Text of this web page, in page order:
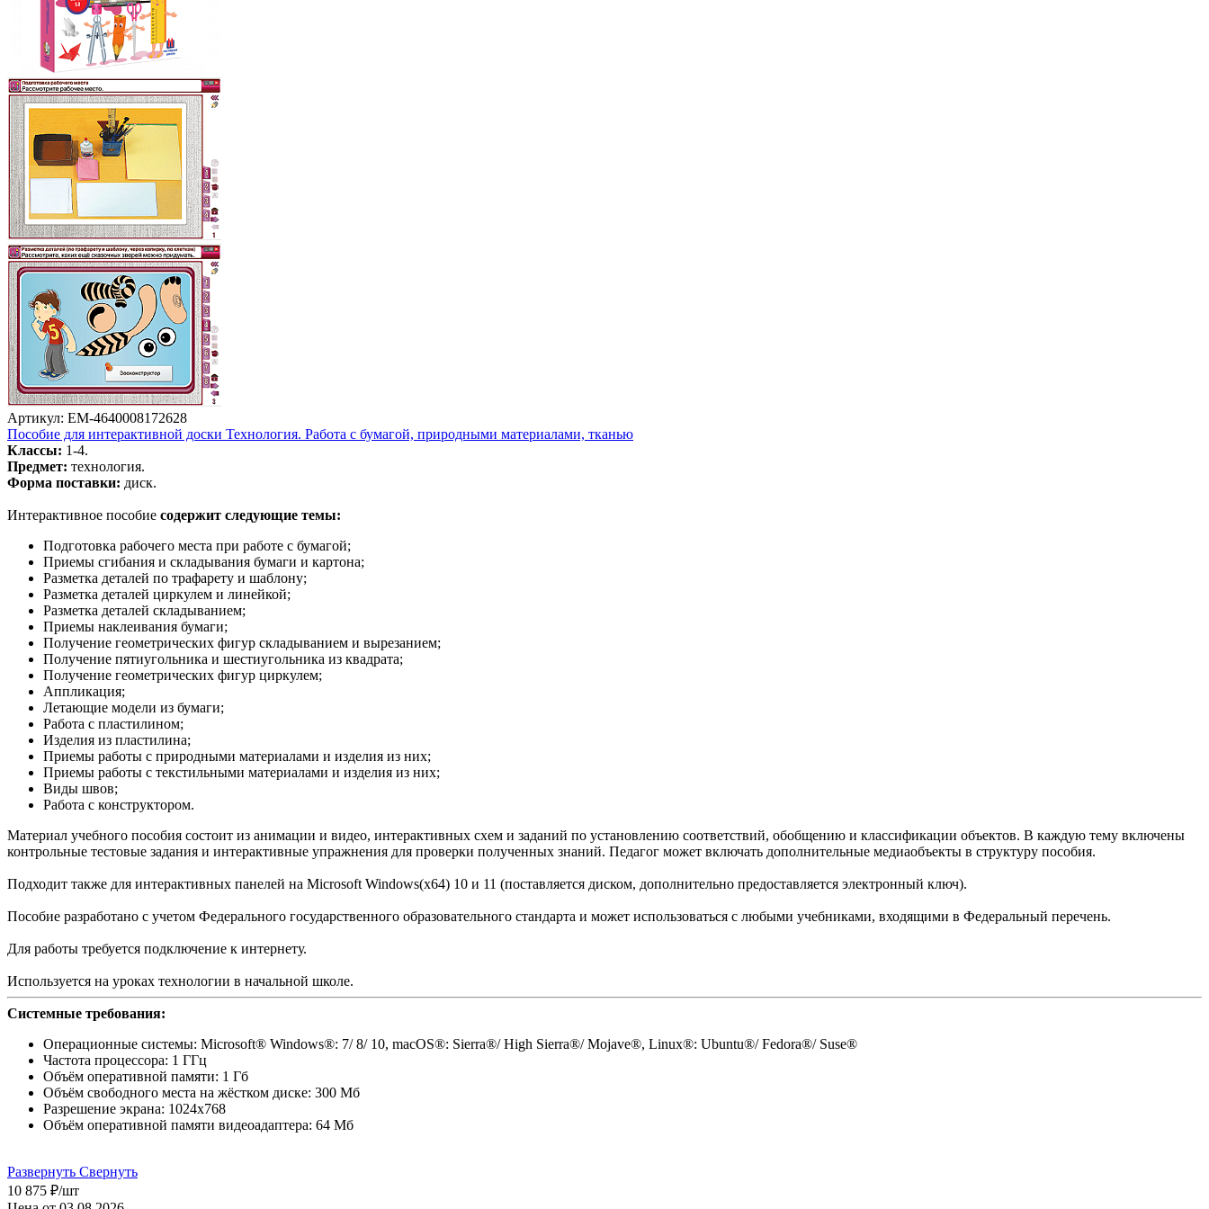
Артикул: EM-4640008172628
Пособие для интерактивной доски Технология. Работа с бумагой, природными материалами, тканью
Классы: 1-4.
Предмет: технология.
Форма поставки: диск.
Интерактивное пособие содержит следующие темы:
Подготовка рабочего места при работе с бумагой;
Приемы сгибания и складывания бумаги и картона;
Разметка деталей по трафарету и шаблону;
Разметка деталей циркулем и линейкой;
Разметка деталей складыванием;
Приемы наклеивания бумаги;
Получение геометрических фигур складыванием и вырезанием;
Получение пятиугольника и шестиугольника из квадрата;
Получение геометрических фигур циркулем;
Аппликация;
Летающие модели из бумаги;
Работа с пластилином;
Изделия из пластилина;
Приемы работы с природными материалами и изделия из них;
Приемы работы с текстильными материалами и изделия из них;
Виды швов;
Работа с конструктором.
Материал учебного пособия состоит из анимации и видео, интерактивных схем и заданий по установлению соответствий, обобщению и классификации объектов. В каждую тему включены
контрольные тестовые задания и интерактивные упражнения для проверки полученных знаний. Педагог может включать дополнительные медиаобъекты в структуру пособия.
Подходит также для интерактивных панелей на Microsoft Windows(x64) 10 и 11 (поставляется диском, дополнительно предоставляется электронный ключ).
Пособие разработано с учетом Федерального государственного образовательного стандарта и может использоваться с любыми учебниками, входящими в Федеральный перечень.
Для работы требуется подключение к интернету.
Используется на уроках технологии в начальной школе.
Системные требования:
Операционные системы: Microsoft® Windows®: 7/ 8/ 10, macOS®: Sierra®/ High Sierra®/ Mojave®, Linux®: Ubuntu®/ Fedora®/ Suse®
Частота процессора: 1 ГГц
Объём оперативной памяти: 1 Гб
Объём свободного места на жёстком диске: 300 Мб
Разрешение экрана: 1024х768
Объём оперативной памяти видеоадаптера: 64 Мб
Развернуть Свернуть
10 875 ₽/шт